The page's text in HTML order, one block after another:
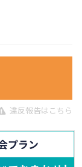
違反報告はこちら